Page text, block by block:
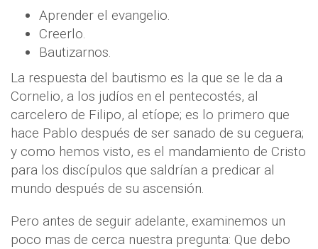
Aprender el evangelio.
Creerlo.
Bautizarnos.
La respuesta del bautismo es la que se le da a
Cornelio, a los judíos en el pentecostés, al
carcelero de Filipo, al etíope; es lo primero que
hace Pablo después de ser sanado de su ceguera;
y como hemos visto, es el mandamiento de Cristo
para los discípulos que saldrían a predicar al
mundo después de su ascensión.
Pero antes de seguir adelante, examinemos un
poco mas de cerca nuestra pregunta: Que debo